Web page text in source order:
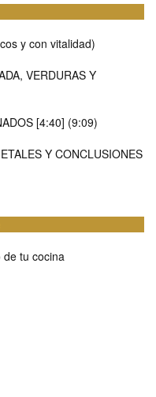
y con vitalidad)
VERDURAS Y
[4:40] (9:09)
Y CONCLUSIONES
de tu cocina